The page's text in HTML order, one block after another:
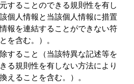
することのできる規則性を有し
個人情報と当該個人情報に措置
報を連結することができない符
を含む。）。
すること（当該特異な記述等を
る規則性を有しない方法により
えることを含む。）。